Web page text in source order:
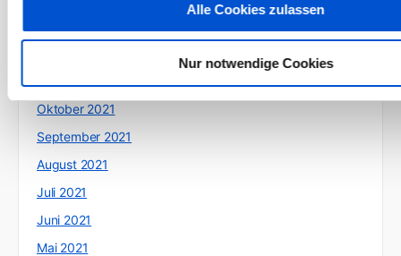
Alle Cookies zulassen
Nur notwendige Cookies
Oktober 2021
September 2021
August 2021
Juli 2021
Juni 2021
Mai 2021